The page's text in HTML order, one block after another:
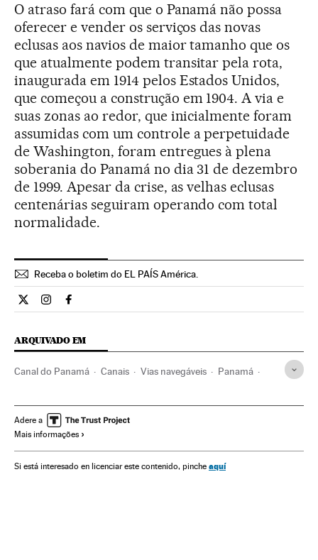
O atraso fará com que o Panamá não possa
oferecer e vender os serviços das novas
eclusas aos navios de maior tamanho que os
que atualmente podem transitar pela rota,
inaugurada em 1914 pelos Estados Unidos,
que começou a construção em 1904. A via e
suas zonas ao redor, que inicialmente foram
assumidas com um controle a perpetuidade
de Washington, foram entregues à plena
soberania do Panamá no dia 31 de dezembro
de 1999. Apesar da crise, as velhas eclusas
centenárias seguiram operando com total
normalidade.
Receba o boletim do EL PAÍS América.
Economia El País Brasil en Twitter
Economia El País Brasil en Instagram
Economia El País Brasil en Facebook
ARQUIVADO EM
Canal do Panamá Canais Vias navegáveis Panamá
América Central Transporte marítimo
América Latina
Adere a
Mais informações
Si está interesado en licenciar este contenido, pinche aquí